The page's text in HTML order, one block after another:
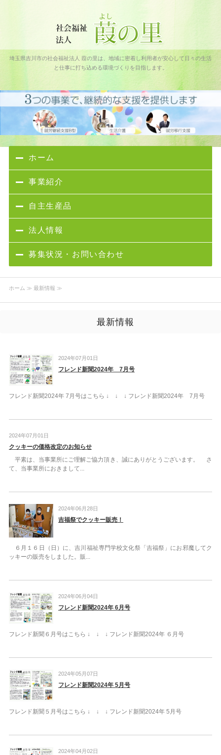
社会福祉法人 葭の里｜吉川フレンドパーク障害者通所施設｜埼玉
県吉川市
埼玉県吉川市の社会福祉法人 葭の里は、地域に密着し利用者が安心して日々の生活
と仕事に打ち込める環境づくりを目指します。
ホーム
事業紹介
自主生産品
法人情報
募集状況・お問い合わせ
ホーム ≫ 最新情報 ≫
最新情報
2024年07月01日
フレンド新聞2024年 7月号
フレンド新聞2024年 7月号はこちら ↓ ↓ ↓ フレンド新聞2024年 7月号
2024年07月01日
クッキーの価格改定のお知らせ
平素は、当事業所にご理解ご協力頂き、誠にありがとうございます。 さ
て、当事業所におきまして...
2024年06月28日
吉福祭でクッキー販売！
６月１６日（日）に、吉川福祉専門学校文化祭「吉福祭」にお邪魔してク
ッキーの販売をしました。販...
2024年06月04日
フレンド新聞2024年 6月号
フレンド新聞６月号はこちら ↓ ↓ ↓ フレンド新聞2024年 ６月号
2024年05月07日
フレンド新聞2024年 5月号
フレンド新聞５月号はこちら ↓ ↓ ↓ フレンド新聞2024年 5月号
2024年04月02日